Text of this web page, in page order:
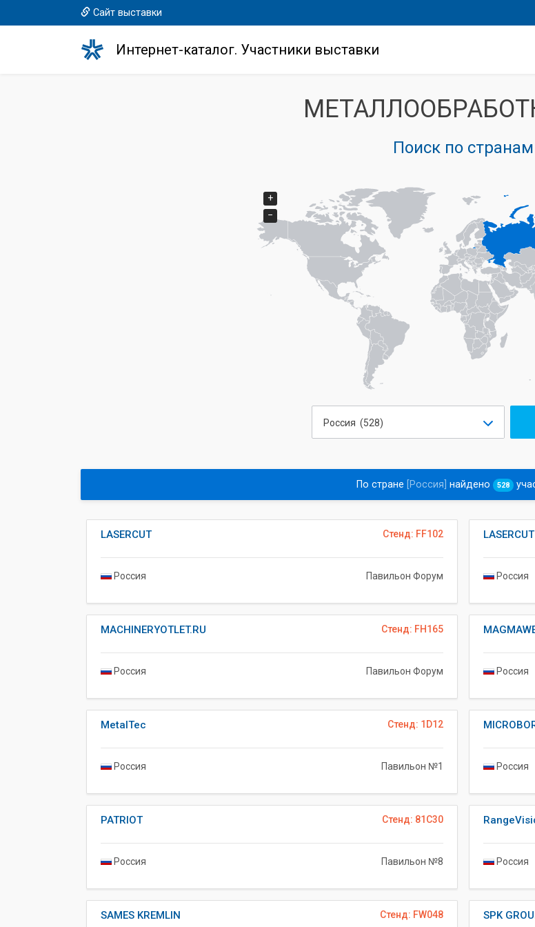
Сайт выставки
Интернет-каталог. Участники выставки
Поиск по странам
+
−
Россия (528)
По стране [Россия] найдено 528
Стенд: FF102
LASERCUT
Россия Павильон Форум
LASERCUT
Россия
Стенд: FH165
MACHINERYOTLET.RU
Россия Павильон Форум Россия
Стенд: 1D12
MetalTec
Россия Павильон №1 Россия
Стенд: 81C30
PATRIOT
Россия Павильон №8 Россия
Стенд: FW048
SAMES KREMLIN SPK